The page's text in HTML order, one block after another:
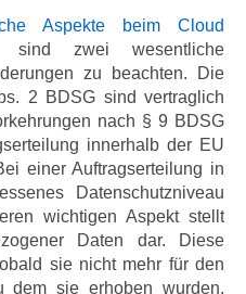
Aspekte beim Cloud
sind zwei wesentliche
zu beachten. Die
2 BDSG sind vertraglich
nach § 9 BDSG
innerhalb der EU
einer Auftragserteilung in
Datenschutzniveau
wichtigen Aspekt stellt
Daten dar. Diese
sie nicht mehr für den
dem sie erhoben wurden.